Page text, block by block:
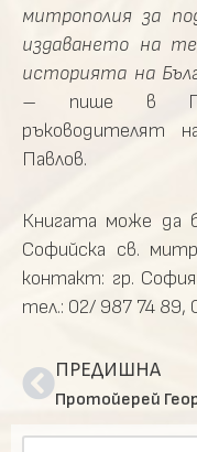
митрополия за
издаването на
историята на
– пише в
ръководителят
Павлов.
Книгата може да
Софийска св.
контакт: гр.
тел.: 02/ 987 74 89,
ПРЕДИШНА